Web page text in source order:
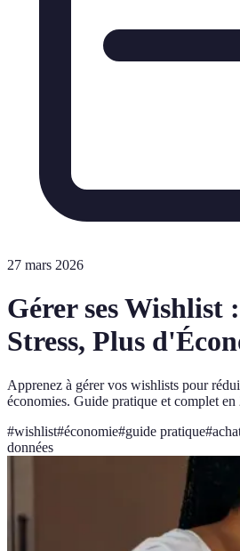
27 mars 2026
Gérer ses Wishlist
Stress, Plus
Apprenez à gérer vos wishlists pour
économies. Guide pratique et complet en
#wishlist#économie#guide pratique#
données